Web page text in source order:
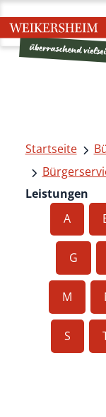
Startseite
Leistungen
A
G
M
S